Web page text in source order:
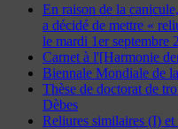
En raison de la
a décidé de mettre «
le mardi 1er septembre
Carnet à l'[Harmonie
Biennale Mondiale de
Thèse de doctorat de
Dèbes
Reliures similaires (I)